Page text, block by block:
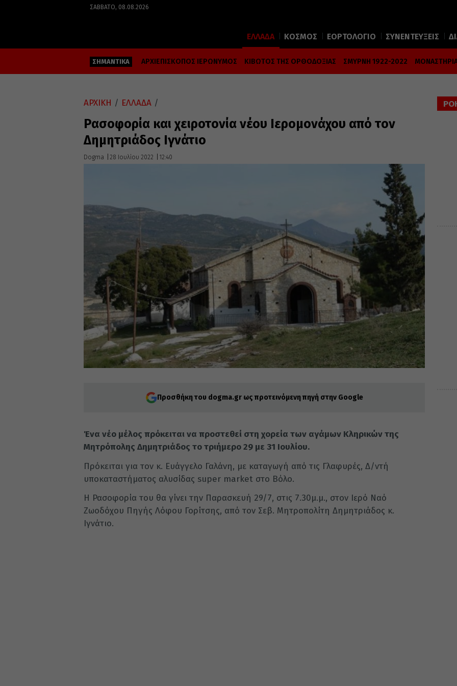
ΣΆΒΒΑΤΟ, 08.08.2026
ΕΛΛΑΔΑ ΚΟΣΜΟΣ ΕΟΡΤΟΛΟΓΙΟ ΣΥΝΕΝΤΕΥΞΕΙΣ
ΣΗΜΑΝΤΙΚΑ ΑΡΧΙΕΠΙΣΚΟΠΟΣ ΙΕΡΩΝΥΜΟΣ ΚΙΒΩΤΟΣ ΤΗΣ ΟΡΘΟΔΟΞΙΑΣ ΣΜΥΡΝΗ 1922-2022
ΑΡΧΙΚΗ / ΕΛΛΑΔΑ /
Ρασοφορία και χειροτονία νέου Ιερομονάχου από τον
Δημητριάδος Ιγνάτιο
Dogma 28 Ιουλίου 2022 12:40
Προσθήκη του dogma.gr ως προτεινόμενη πηγή στην Google
Ένα νέο μέλος πρόκειται να προστεθεί στη χορεία των αγάμων Κληρικών της
Μητρόπολης Δημητριάδος το τριήμερο 29 με 31 Ιουλίου.
Πρόκειται για τον κ. Ευάγγελο Γαλάνη, με καταγωγή από τις Γλαφυρές, Δ/ντή
υποκαταστήματος αλυσίδας super market στο Βόλο.
Η Ρασοφορία του θα γίνει την Παρασκευή 29/7, στις 7.30μ.μ., στον Ιερό Ναό
Ζωοδόχου Πηγής Λόφου Γορίτσης, από τον Σεβ. Μητροπολίτη Δημητριάδος κ.
Ιγνάτιο.